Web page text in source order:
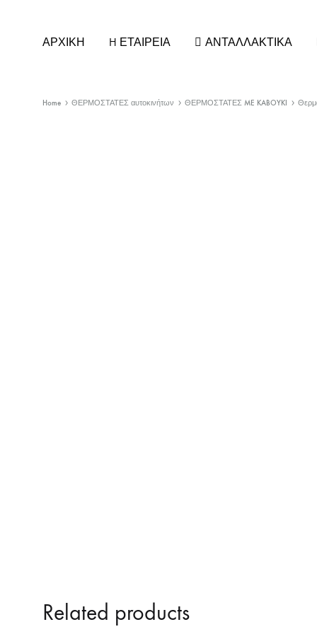
ΑΡΧΙΚΗ H ΕΤΑΙΡΕΙΑ ΑΝΤΑΛΛΑΚΤΙΚΑ
Home ΘΕΡΜΟΣΤΑΤΕΣ αυτοκινήτων ΘΕΡΜΟΣΤΑΤΕΣ ME KABOYKI
Related products